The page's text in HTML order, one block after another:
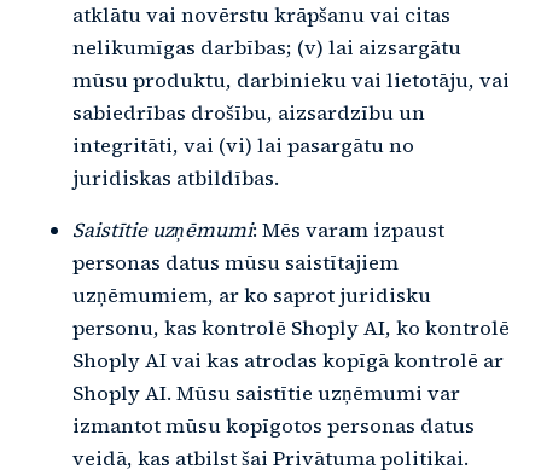
atklātu vai novērstu krāpšanu vai citas
nelikumīgas darbības; (v) lai aizsargātu
mūsu produktu, darbinieku vai lietotāju, vai
sabiedrības drošību, aizsardzību un
integritāti, vai (vi) lai pasargātu no
juridiskas atbildības.
Saistītie uzņēmumi: Mēs varam izpaust
personas datus mūsu saistītajiem
uzņēmumiem, ar ko saprot juridisku
personu, kas kontrolē Shoply AI, ko kontrolē
Shoply AI vai kas atrodas kopīgā kontrolē ar
Shoply AI. Mūsu saistītie uzņēmumi var
izmantot mūsu kopīgotos personas datus
veidā, kas atbilst šai Privātuma politikai.